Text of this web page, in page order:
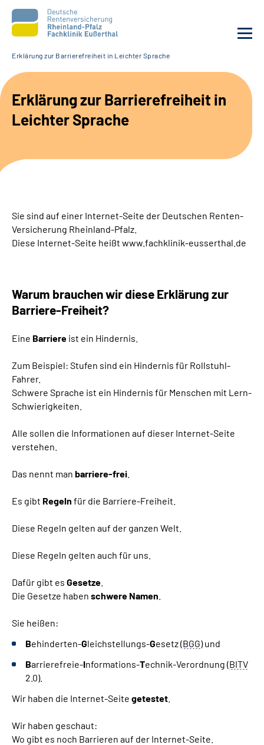
Unsere Klinik
Unsere Angebote
Zuweisende
Gebärdensprache
Erklärung zur Barrierefreiheit in Leichter Sprache
Erklärung zur Barrierefreiheit in
Leichter Sprache
Sie sind auf einer Internet-Seite der Deutschen Renten-
Versicherung Rheinland-Pfalz.
Diese Internet-Seite heißt www.fachklinik-eusserthal.de
Warum brauchen wir diese Erklärung zur
Barriere-Freiheit?
Eine Barriere ist ein Hindernis.
Zum Beispiel: Stufen sind ein Hindernis für Rollstuhl-
Fahrer.
Schwere Sprache ist ein Hindernis für Menschen mit Lern-
Schwierigkeiten.
Alle sollen die Informationen auf dieser Internet-Seite
verstehen.
Das nennt man barriere-frei
Es gibt Regeln für die Barriere-Freiheit.
Diese Regeln gelten auf der ganzen Welt.
Diese Regeln gelten auch für uns.
Dafür gibt es Gesetze
Die Gesetze haben schwere Namen
Sie heißen:
Behinderten-Gleichstellungs-Gesetz (BGG) und
Barrierefreie-Informations-Technik-Verordnung (BITV
2.0).
Wir haben die Internet-Seite getestet
Wir haben geschaut:
Wo gibt es noch Barrieren auf der Internet-Seite.